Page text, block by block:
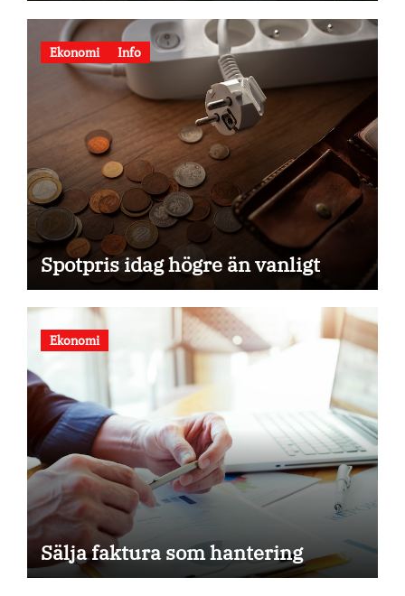
Ekonomi Info
Spotpris idag högre än vanligt
Ekonomi
Sälja faktura som hantering